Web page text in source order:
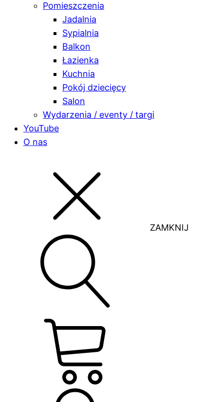
Pomieszczenia
Jadalnia
Sypialnia
Balkon
Łazienka
Kuchnia
Pokój dziecięcy
Salon
Wydarzenia / eventy / targi
YouTube
O nas
ZAMKNIJ